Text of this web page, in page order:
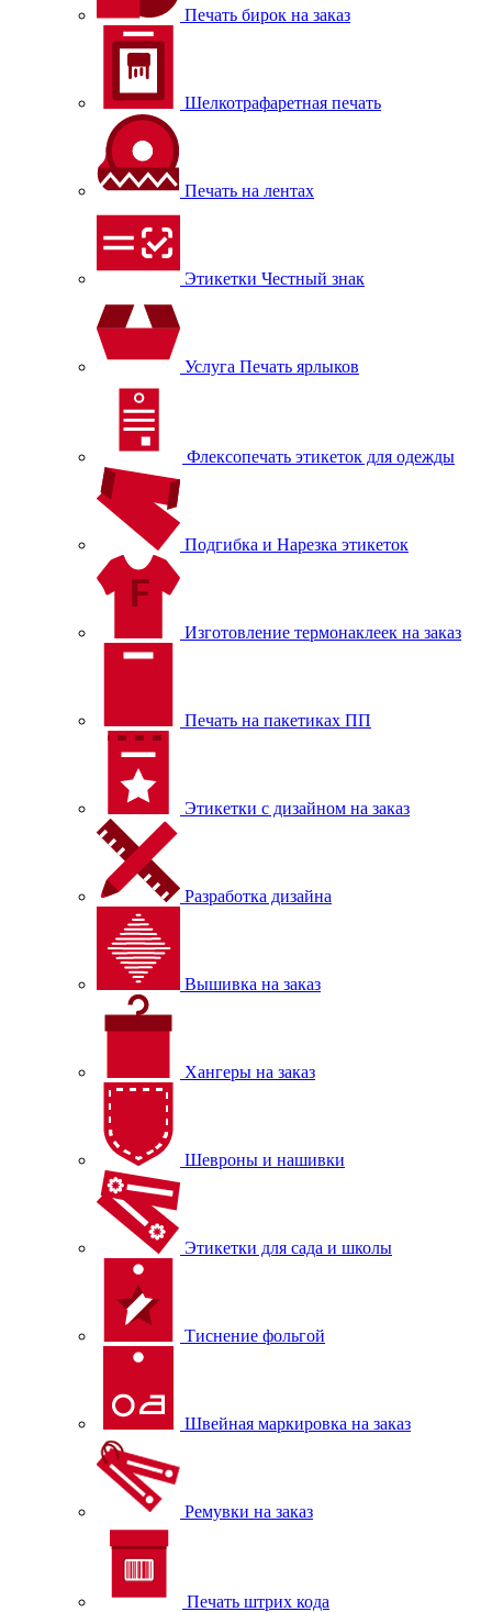
Печать бирок на заказ
Шелкотрафаретная печать
Печать на лентах
Этикетки Честный знак
Услуга Печать ярлыков
Флексопечать этикеток для одежды
Подгибка и Нарезка этикеток
Изготовление термонаклеек на заказ
Печать на пакетиках ПП
Этикетки с дизайном на заказ
Разработка дизайна
Вышивка на заказ
Хангеры на заказ
Шевроны и нашивки
Этикетки для сада и школы
Тиснение фольгой
Швейная маркировка на заказ
Ремувки на заказ
Печать штрих кода